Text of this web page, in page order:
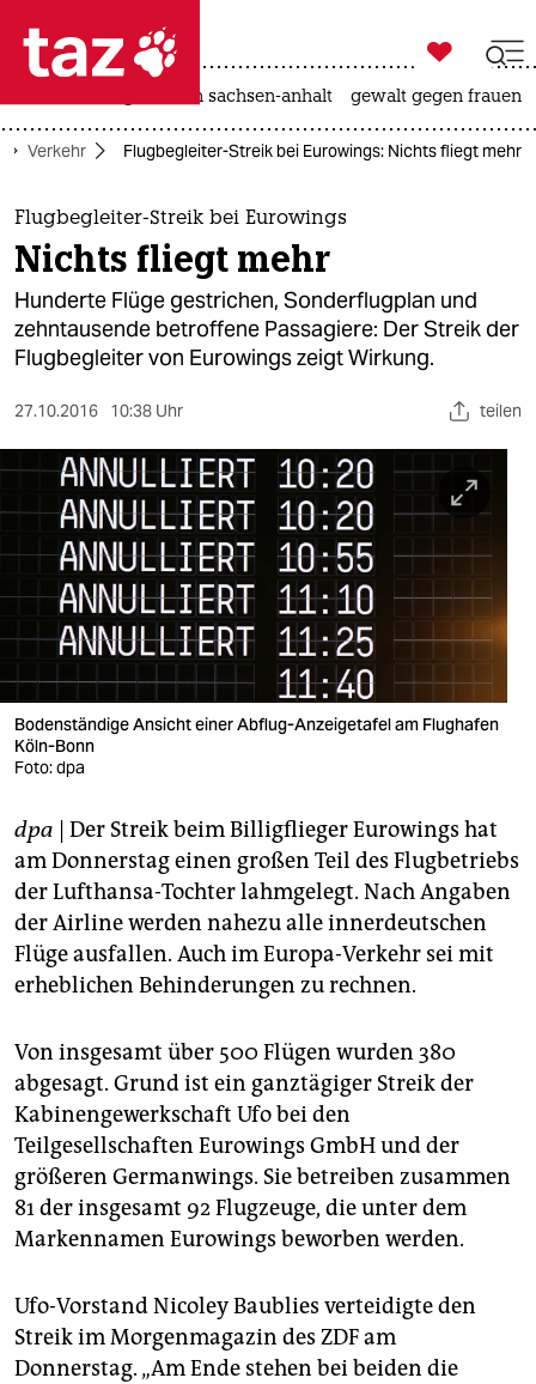
 taz zahl ich
taz zahl ich
themen
politik
öko
gesellschaft
sport
berlin
nord
wahrheit
verlag
verlag
shop
fragen & hilfe
unterstützen
abo
epaper login

taz zahl ich
landtagswahl in sachsen-anhalt gewalt gegen frauen
Verkehr Flugbegleiter-Streik bei Eurowings: Nichts fliegt mehr
Flugbegleiter-Streik bei Eurowings
Nichts fliegt mehr
Hunderte Flüge gestrichen, Sonderflugplan und
zehntausende betroffene Passagiere: Der Streik der
Flugbegleiter von Eurowings zeigt Wirkung.
27.10.2016 10:38 Uhr teilen
Bodenständige Ansicht einer Abflug-Anzeigetafel am Flughafen
Köln-Bonn
Foto: dpa
dpa | Der Streik beim Billigflieger Eurowings hat
am Donnerstag einen großen Teil des Flugbetriebs
der Lufthansa-Tochter lahmgelegt. Nach Angaben
der Airline werden nahezu alle innerdeutschen
Flüge ausfallen. Auch im Europa-Verkehr sei mit
erheblichen Behinderungen zu rechnen.
Von insgesamt über 500 Flügen wurden 380
abgesagt. Grund ist ein ganztägiger Streik der
Kabinengewerkschaft Ufo bei den
Teilgesellschaften Eurowings GmbH und der
größeren Germanwings. Sie betreiben zusammen
81 der insgesamt 92 Flugzeuge, die unter dem
Markennamen Eurowings beworben werden.
Ufo-Vorstand Nicoley Baublies verteidigte den
Streik im Morgenmagazin des ZDF am
Donnerstag. „Am Ende stehen bei beiden die